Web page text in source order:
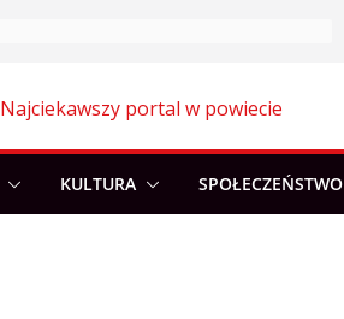
Najciekawszy portal w powiecie
KULTURA SPOŁECZEŃSTWO